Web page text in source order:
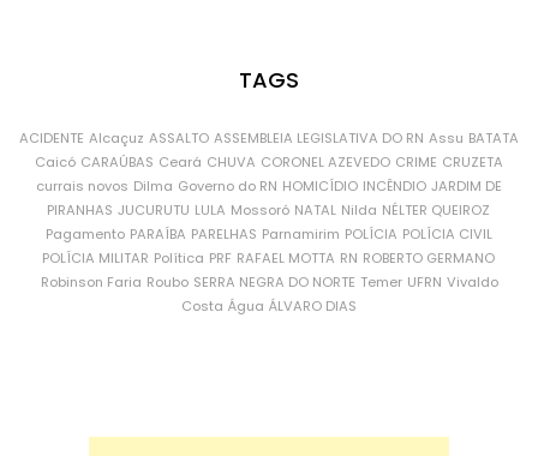
TAGS
ACIDENTE Alcaçuz ASSALTO ASSEMBLEIA LEGISLATIVA DO RN Assu BATATA
Caicó CARAÚBAS Ceará CHUVA CORONEL AZEVEDO CRIME CRUZETA
currais novos Dilma Governo do RN HOMICÍDIO INCÊNDIO JARDIM DE
PIRANHAS JUCURUTU LULA Mossoró NATAL Nilda NÉLTER QUEIROZ
Pagamento PARAÍBA PARELHAS Parnamirim POLÍCIA POLÍCIA CIVIL
POLÍCIA MILITAR Política PRF RAFAEL MOTTA RN ROBERTO GERMANO
Robinson Faria Roubo SERRA NEGRA DO NORTE Temer UFRN Vivaldo
Costa Água ÁLVARO DIAS